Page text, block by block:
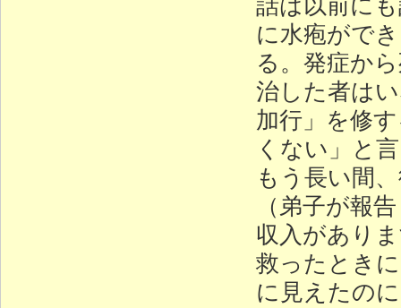
に水疱がで
る。発症か
治した者は
加行」を修
くない」と
もう長い間
（弟子が報
収入があり
救ったとき
に見えたの